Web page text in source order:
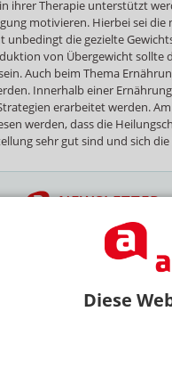
Diese
ihrer Therapie unterstützt
motivieren. Hierbei sei
unbedingt die gezielte
von Übergewicht sollte
Auch beim Thema
Innerhalb einer
erarbeitet werden.
werden, dass die
sehr gut sind und sich
NEWSLETTER
des Tages direkt in Ihr
Hinweis zum Newsletter &